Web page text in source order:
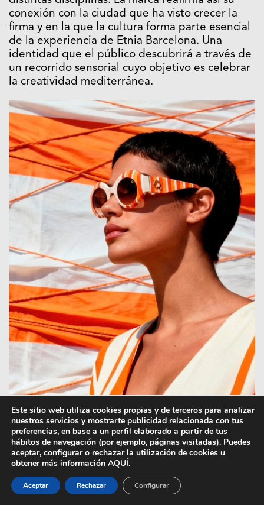
conexión con la ciudad que ha visto crecer la
firma y en la que la cultura forma parte esencial
de la experiencia de Etnia Barcelona. Una
identidad que el público descubrirá a través de
un recorrido sensorial cuyo objetivo es celebrar
la creatividad mediterránea.
Así es la nueva pop-up de gafas en Barcelona.
Un refugio para este verano dondeEtnia
Barcelonaconsigue reunir y difuminar los
límites entre el retail, una galería de arte y un
un espacio donde puedes probarte el modelo
Este sitio web utiliza cookies propias y de terceros para analizar
nuestros servicios y mostrarte publicidad relacionada con tus
preferencias, en base a un perfil elaborado a partir de tus
hábitos de navegación (por ejemplo, páginas visitadas). Puedes
aceptar, configurar o rechazar la utilización de cookies u
obtener más información AQUÍ.
Aceptar Rechazar Configurar